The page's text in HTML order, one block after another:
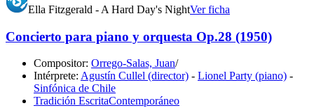
Ella Fitzgerald - A Hard Day's NightVer ficha
Concierto para piano y orquesta Op.28 (1950)
Compositor: Orrego-Salas, Juan/
Intérprete: Agustín Cullel (director) - Lionel Party (piano) -
Sinfónica de Chile
Tradición EscritaContemporáneo